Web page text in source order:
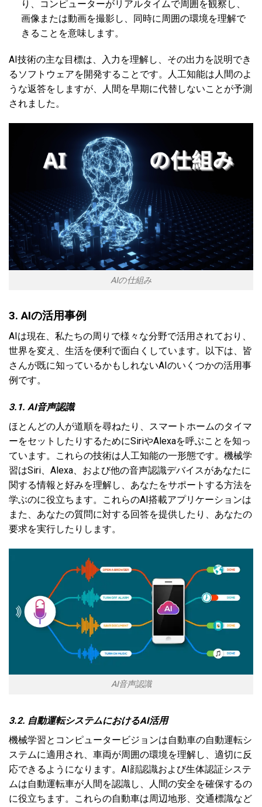
り、コンピューターがリアルタイムで周囲を観察し、
画像または動画を撮影し、同時に周囲の環境を理解で
きることを意味します。
AI技術の主な目標は、入力を理解し、その出力を説明でき
るソフトウェアを開発することです。人工知能は人間のよ
うな返答をしますが、人間を早期に代替しないことが予測
されました。
AIの仕組み
3. AIの活用事例
AIは現在、私たちの周りで様々な分野で活用されており、
世界を変え、生活を便利で面白くしています。以下は、皆
さんが既に知っているかもしれないAIのいくつかの活用事
例です。
3.1. AI音声認識
ほとんどの人が道順を尋ねたり、スマートホームのタイマ
ーをセットしたりするためにSiriやAlexaを呼ぶことを知っ
ています。これらの技術は人工知能の一形態です。機械学
習はSiri、Alexa、および他の音声認識デバイスがあなたに
関する情報と好みを理解し、あなたをサポートする方法を
学ぶのに役立ちます。これらのAI搭載アプリケーションは
また、あなたの質問に対する回答を提供したり、あなたの
要求を実行したりします。
AI音声認識
3.2. 自動運転システムにおけるAI活用
機械学習とコンピュータービジョンは自動車の自動運転シ
ステムに適用され、車両が周囲の環境を理解し、適切に反
応できるようになります。AI顔認識および生体認証システ
ムは自動運転車が人間を認識し、人間の安全を確保するの
に役立ちます。これらの自動車は周辺地形、交通標識など